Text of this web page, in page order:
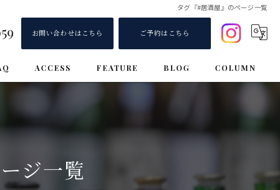
タグ『#居酒屋』のページ一覧
お問い合わせはこちら ご予約はこちら
ACCESS FEATURE BLOG COLUMN
ジ一覧